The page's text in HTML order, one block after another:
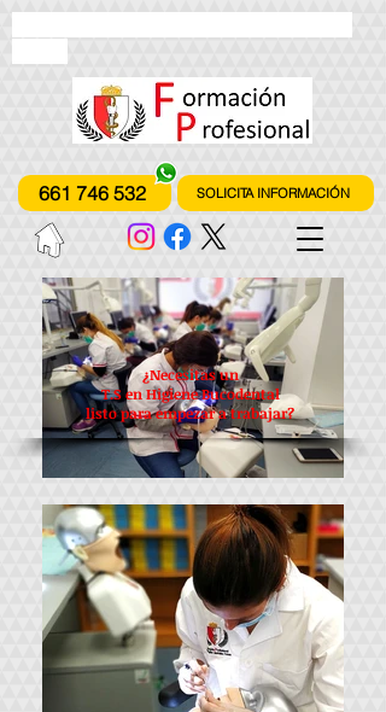
661 746 532 SOLICITA INFORMACIÓN
¿Necesitas un
T.S en HigieneBucodental
listo para empezar a trabajar?